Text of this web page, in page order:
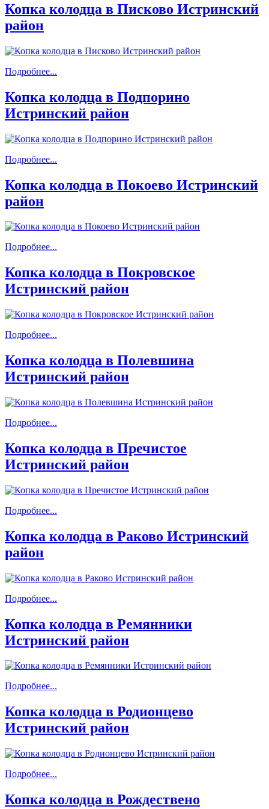
Копка колодца в Писково Истринский
район
Подробнее...
Копка колодца в Подпорино
Истринский район
Подробнее...
Копка колодца в Покоево Истринский
район
Подробнее...
Копка колодца в Покровское
Истринский район
Подробнее...
Копка колодца в Полевшина
Истринский район
Подробнее...
Копка колодца в Пречистое
Истринский район
Подробнее...
Копка колодца в Раково Истринский
район
Подробнее...
Копка колодца в Ремянники
Истринский район
Подробнее...
Копка колодца в Родионцево
Истринский район
Подробнее...
Копка колодца в Рождествено